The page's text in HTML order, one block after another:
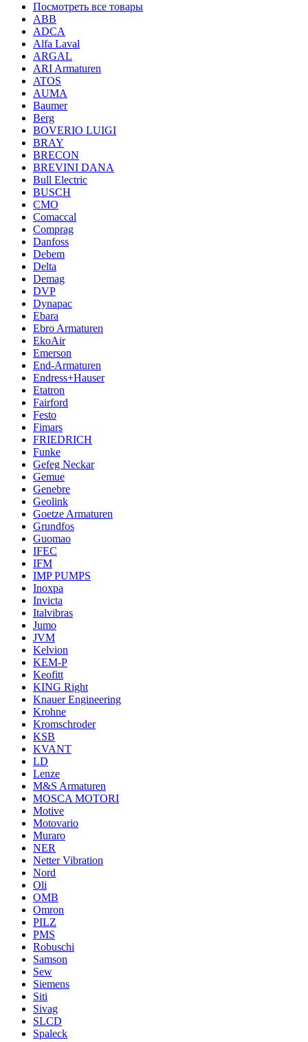
Посмотреть все товары
ABB
ADCA
Alfa Laval
ARGAL
ARI Armaturen
ATOS
AUMA
Baumer
Berg
BOVERIO LUIGI
BRAY
BRECON
BREVINI DANA
Bull Electric
BUSCH
CMO
Comaccal
Comprag
Danfoss
Debem
Delta
Demag
DVP
Dynapac
Ebara
Ebro Armaturen
EkoAir
Emerson
End-Armaturen
Endress+Hauser
Etatron
Fairford
Festo
Fimars
FRIEDRICH
Funke
Gefeg Neckar
Gemue
Genebre
Geolink
Goetze Armaturen
Grundfos
Guomao
IFEC
IFM
IMP PUMPS
Inoxpa
Invicta
Italvibras
Jumo
JVM
Kelvion
KEM-P
Keofitt
KING Right
Knauer Engineering
Krohne
Kromschroder
KSB
KVANT
LD
Lenze
M&S Armaturen
MOSCA MOTORI
Motive
Motovario
Muraro
NER
Netter Vibration
Nord
Oli
OMB
Omron
PILZ
PMS
Robuschi
Samson
Sew
Siemens
Siti
Sivag
SLCD
Spaleck